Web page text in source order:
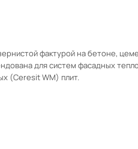
фактурой на бетоне,
для систем фасадных
(Ceresit WM) плит.